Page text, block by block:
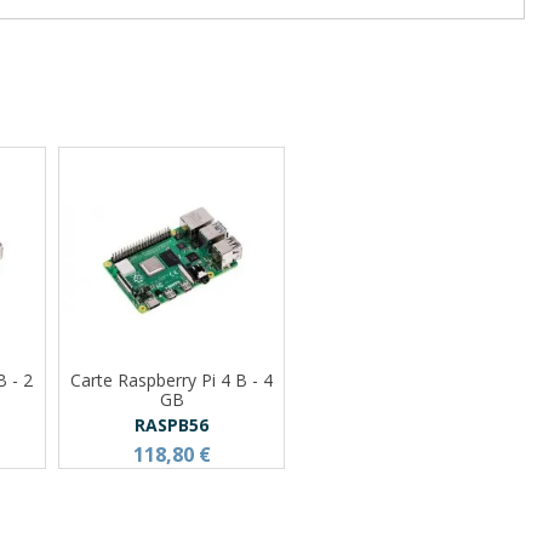
- 2
Carte Raspberry Pi 4 B - 4
GB
RASPB56
118,80 €